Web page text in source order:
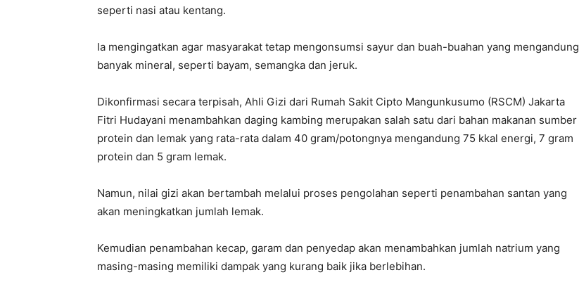
seperti nasi atau kentang.
Ia mengingatkan agar masyarakat tetap mengonsumsi sayur dan buah-buahan yang mengandung
banyak mineral, seperti bayam, semangka dan jeruk.
Dikonfirmasi secara terpisah, Ahli Gizi dari Rumah Sakit Cipto Mangunkusumo (RSCM) Jakarta
Fitri Hudayani menambahkan daging kambing merupakan salah satu dari bahan makanan sumber
protein dan lemak yang rata-rata dalam 40 gram/potongnya mengandung 75 kkal energi, 7 gram
protein dan 5 gram lemak.
Namun, nilai gizi akan bertambah melalui proses pengolahan seperti penambahan santan yang
akan meningkatkan jumlah lemak.
Kemudian penambahan kecap, garam dan penyedap akan menambahkan jumlah natrium yang
masing-masing memiliki dampak yang kurang baik jika berlebihan.